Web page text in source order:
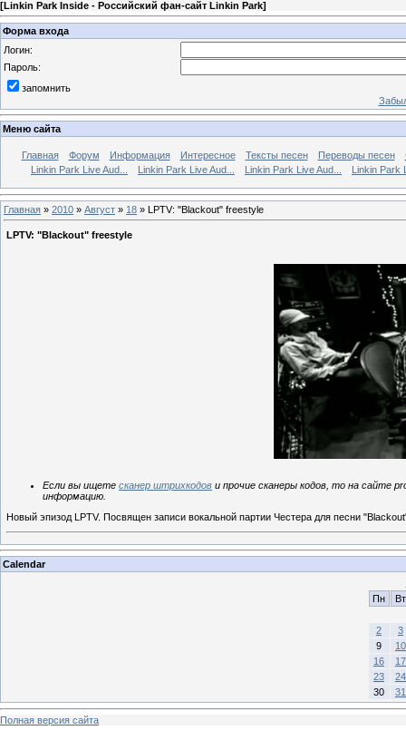
[Linkin Park Inside - Российский фан-сайт Linkin Park]
Форма входа
Логин:
Пароль:
запомнить
Меню сайта
Главная Форум Информация Интересное Тексты песен Переводы песен
Linkin Park Live Aud...
Linkin Park Live Aud... Linkin Park Live Aud... Linkin Park
Главная » 2010 » Август » 18 » LPTV: "Blackout" freestyle
LPTV: "Blackout" freestyle
Если вы ищете сканер штрихкодов и прочие сканеры кодов, то на сайте
информацию.
Новый эпизод LPTV. Посвящен записи вокальной партии Честера для песни
Calendar
Пн
Вт
2
3
9
10
16
17
23
24
30
31
Полная версия сайта